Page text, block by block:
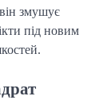
змушує
під новим